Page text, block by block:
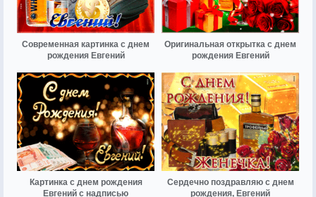
Современная картинка с днем
рождения Евгений
Оригинальная открытка с днем
рождения Евгений
Картинка с днем рождения
Евгений с надписью
Сердечно поздравляю с днем
рождения, Евгений